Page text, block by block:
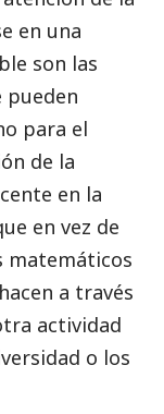
en una
son las
pueden
para el
de la
en la
en vez de
matemáticos
a través
actividad
o los